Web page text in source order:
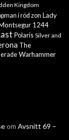
Kingdom
i röd zon Lady
1244
Polaris Silver and
The
Warhammer
om Avsnitt 69 –